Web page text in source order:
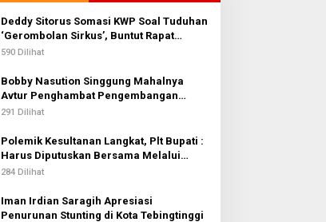
Deddy Sitorus Somasi KWP Soal Tuduhan
‘Gerombolan Sirkus’, Buntut Rapat
Komisi II Dipimpin Sufmi Dasco Ahmad
590 Dilihat
Bobby Nasution Singgung Mahalnya
Avtur Penghambat Pengembangan
Industri Penerbangan di Sumut
291 Dilihat
Polemik Kesultanan Langkat, Plt Bupati :
Harus Diputuskan Bersama Melalui
Forum Dialog
284 Dilihat
Iman Irdian Saragih Apresiasi
Penurunan Stunting di Kota Tebingtinggi